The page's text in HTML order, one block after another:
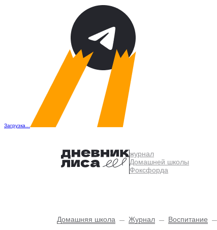
Загрузка...
журнал
Домашней школы
Фоксфорда
Домашняя школа Журнал Воспитание